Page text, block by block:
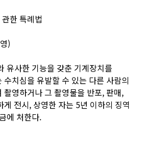
한 특례법
)
유사한 기능을 갖춘 기계장치를
치심을 유발할 수 있는 다른 사람의
촬영하거나 그 촬영물을 반포, 판매,
게 전시, 상영한 자는 5년 이하의 징역
에 처한다.